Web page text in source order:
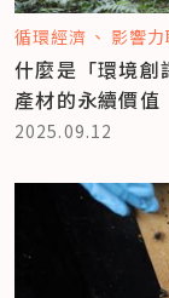
循環經濟 影響
什麼是「環境創
產材的永續價值
2025.09.12